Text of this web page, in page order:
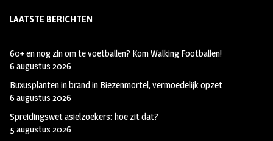
LAATSTE BERICHTEN
60+ en nog zin om te voetballen? Kom Walking Footballen!
6 augustus 2026
Buxusplanten in brand in Biezenmortel, vermoedelijk opzet
6 augustus 2026
Spreidingswet asielzoekers: hoe zit dat?
5 augustus 2026